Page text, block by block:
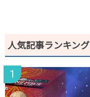
人気記事ランキング